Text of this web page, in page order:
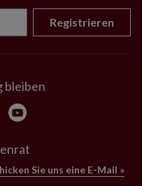
Registrieren
bleiben
Sie uns eine E-Mail »